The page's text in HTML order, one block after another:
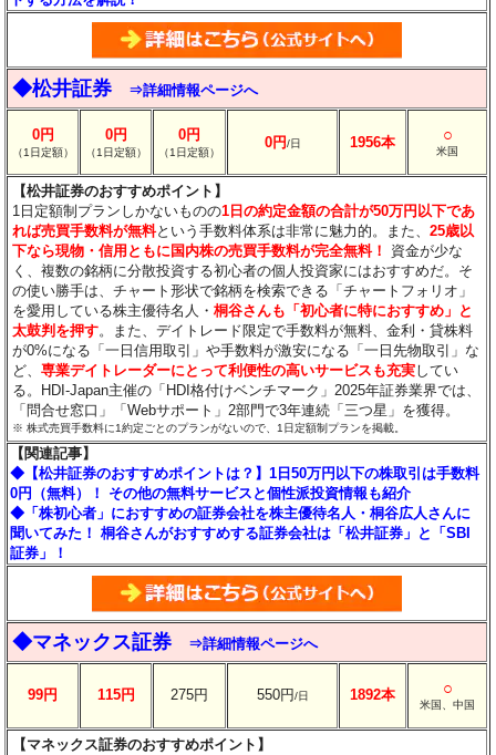
◆松井証券 ⇒詳細情報ページへ
0円
（1日定額）
0円
（1日定額）
0円
（1日定額）
0円/日 1956本 ○
米国
【松井証券のおすすめポイント】
1日定額制プランしかないものの1日の約定金額の合計が50万円以下であ
れば売買手数料が無料という手数料体系は非常に魅力的。また、25歳以
下なら現物・信用ともに国内株の売買手数料が完全無料！
資金が少な
く、複数の銘柄に分散投資する初心者の個人投資家にはおすすめだ。そ
の使い勝手は、チャート形状で銘柄を検索できる「チャートフォリオ」
を愛用している株主優待名人・桐谷さんも「初心者に特におすすめ」と
太鼓判を押す。また、デイトレード限定で手数料が無料、金利・貸株料
が0%になる「一日信用取引」や手数料が激安になる「一日先物取引」な
ど、専業デイトレーダーにとって利便性の高いサービスも充実してい
る。HDI-Japan主催の「HDI格付けベンチマーク」2025年証券業界では、
「問合せ窓口」「Webサポート」2部門で3年連続「三つ星」を獲得。
※ 株式売買手数料に1約定ごとのプランがないので、1日定額制プランを掲載。
【関連記事】
◆【松井証券のおすすめポイントは？】1日50万円以下の株取引は手数料
0円（無料）！ その他の無料サービスと個性派投資情報も紹介
◆「株初心者」におすすめの証券会社を株主優待名人・桐谷広人さんに
聞いてみた！ 桐谷さんがおすすめする証券会社は「松井証券」と「SBI
証券」！
◆マネックス証券 ⇒詳細情報ページへ
99円 115円 275円 550円/日 1892本 ○
米国、中国
【マネックス証券のおすすめポイント】